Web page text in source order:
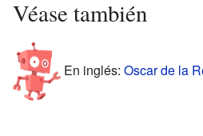
Véase también
En inglés: Oscar de la